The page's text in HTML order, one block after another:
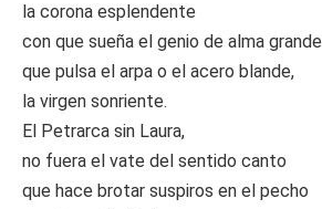
la corona esplendente
con que sueña el genio de alma grande
que pulsa el arpa o el acero blande,
la virgen sonriente.
El Petrarca sin Laura,
no fuera el vate del sentido canto
que hace brotar suspiros en el pecho